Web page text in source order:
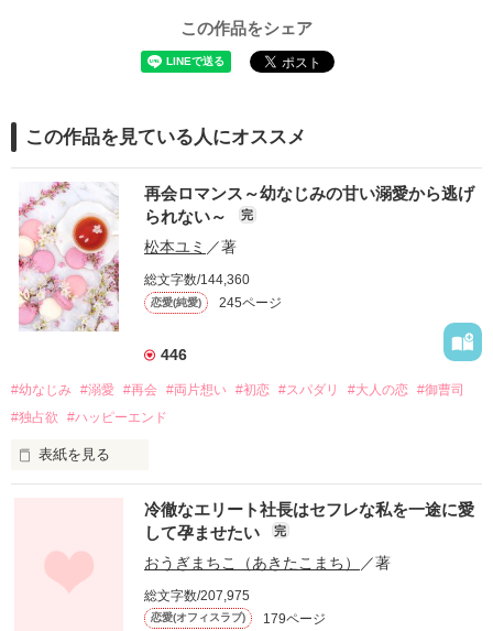
この作品をシェア
この作品を見ている人にオススメ
再会ロマンス～幼なじみの甘い溺愛から逃げ
られない～
完
松本ユミ ／著
総文字数/144,360
恋愛(純愛) 245ページ
446
#幼なじみ #溺愛 #再会 #両片想い #初恋 #スパダリ #大人の恋 #御曹司
#独占欲
#ハッピーエンド
表紙を見る
幼なじみの哲平に淡い恋心を抱いていた美桜。
しかし、ある出来事をきっかけに二人の関係は壊れてしまう。
関係修復もできないまま、美桜は両親の離婚によって
引っ越すことになり、哲平とも離れ離れになった。
冷徹なエリート社長はセフレな私を一途に愛
して孕ませたい
完
おうぎまちこ（あきたこまち） ／著
総文字数/207,975
恋愛(オフィスラブ) 179ページ